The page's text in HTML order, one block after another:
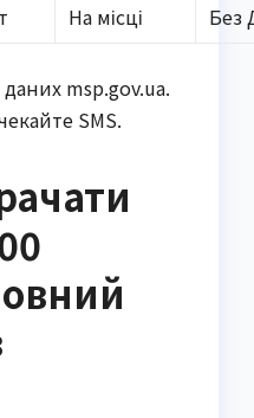
На місці Без
msp.gov.ua.
SMS.